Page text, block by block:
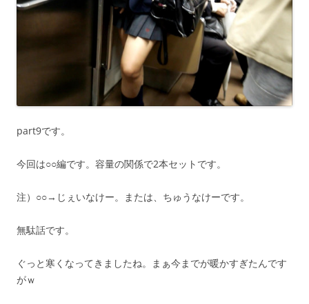
part9です。
今回は○○編です。容量の関係で2本セットです。
注）○○→じぇいなけー。または、ちゅうなけーです。
無駄話です。
ぐっと寒くなってきましたね。まぁ今までが暖かすぎたんです
がｗ